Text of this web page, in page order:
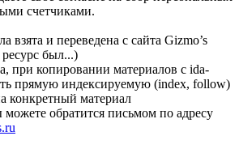
счетчиками.
взята и переведена с сайта Gizmo’s
ресурс был...)
при копировании материалов с ida-
прямую индексируемую (index, follow)
конкретный материал
обратится письмом по адресу